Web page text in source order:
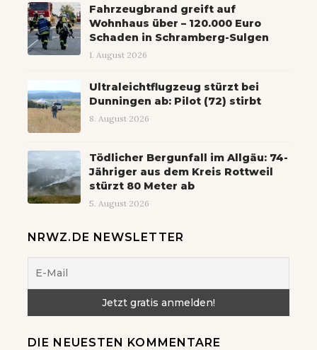
Fahrzeugbrand greift auf
Wohnhaus über – 120.000 Euro
Schaden in Schramberg-Sulgen
1. August 2026
Ultraleichtflugzeug stürzt bei
Dunningen ab: Pilot (72) stirbt
8. August 2026
Tödlicher Bergunfall im Allgäu: 74-
Jähriger aus dem Kreis Rottweil
stürzt 80 Meter ab
5. August 2026
NRWZ.DE NEWSLETTER
DIE NEUESTEN KOMMENTARE